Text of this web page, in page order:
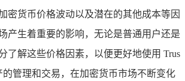
密货币价格波动以及潜在的其他成本等因
产生着重要的影响，无论是普通用户还是
了解这些价格因素，以便更好地使用 Trus
管理和交易，在加密货币市场不断变化